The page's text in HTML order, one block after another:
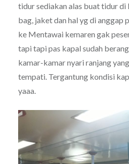
tidur sediakan alas buat tidur di
bag, jaket dan hal yg di anggap
ke Mentawai kemaren gak
tapi tapi pas kapal sudah
kamar-kamar nyari ranjang
tempati. Tergantung kondisi
yaaa.